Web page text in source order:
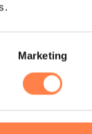
Marketing